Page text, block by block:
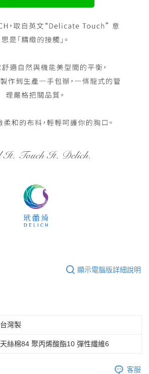
顯示電腦版詳細說明
台灣製
天絲棉84 聚丙烯酸酯10 彈性纖維6
客服